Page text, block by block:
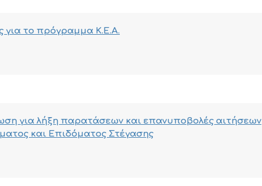
για το πρόγραμμα Κ.Ε.Α.
για λήξη παρατάσεων και επανυποβολές αιτήσεων
και Επιδόματος Στέγασης